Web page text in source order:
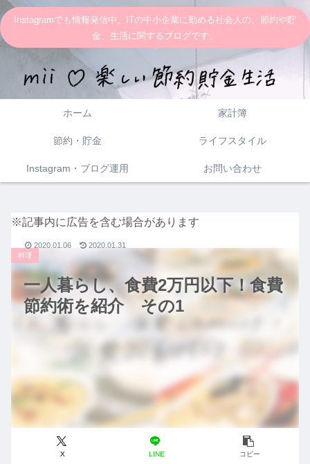
Instagramでも情報発信中。ITの中小企業に勤める社会人の、節約や貯
金、生活に関するブログです。
ホーム 家計簿
節約・貯金 ライフスタイル
Instagram・ブログ運用 お問い合わせ
一人暮らし、食費2万円以下！食費
節約術を紹介 その1
※記事内に広告を含む場合があります
料理
X LINE コピー
2020.01.06 2020.01.31